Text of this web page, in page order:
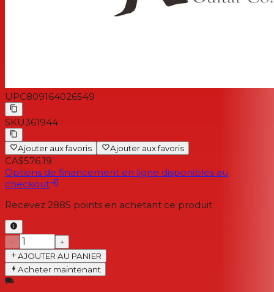
Rockfield P90
UPC809164026549
SKU361944
Ajouter aux favoris Ajouter aux favoris
CA$576.19
Options de financement en ligne disponibles au
checkout
Recevez 2885 points en achetant ce produit
−
+
AJOUTER AU PANIER
Acheter maintenant